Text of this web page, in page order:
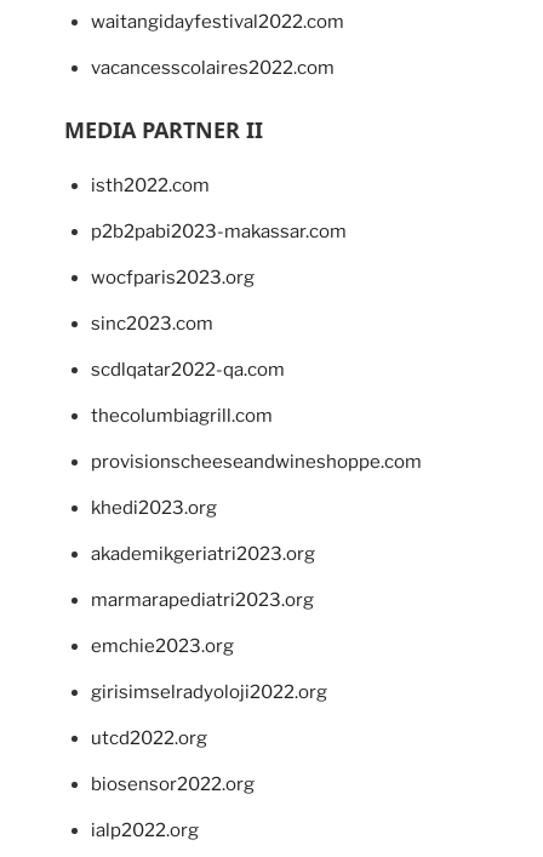
waitangidayfestival2022.com
vacancesscolaires2022.com
MEDIA PARTNER II
isth2022.com
p2b2pabi2023-makassar.com
wocfparis2023.org
sinc2023.com
scdlqatar2022-qa.com
thecolumbiagrill.com
provisionscheeseandwineshoppe.com
khedi2023.org
akademikgeriatri2023.org
marmarapediatri2023.org
emchie2023.org
girisimselradyoloji2022.org
utcd2022.org
biosensor2022.org
ialp2022.org